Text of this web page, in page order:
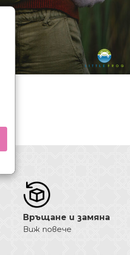
Връщане и замяна
Виж повече